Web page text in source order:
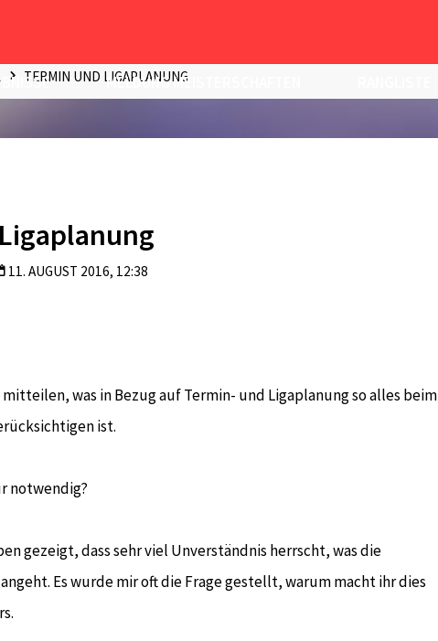
MELDUNG MEISTERSCHAFTEN
TERMIN UND LIGAPLANUNG
11. AUGUST 2016, 12:38
was in Bezug auf Termin- und Ligaplanung so alles beim
ist.
notwendig?
gezeigt, dass sehr viel Unverständnis herrscht, was die
Es wurde mir oft die Frage gestellt, warum macht ihr dies